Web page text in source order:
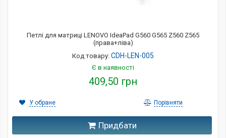
Петлі для матриці LENOVO IdeaPad G560 G565 Z560 Z565
(права+ліва)
Код товару: CDH-LEN-005
Є в наявності
409,50 грн
Придбати
У обране Порівняти